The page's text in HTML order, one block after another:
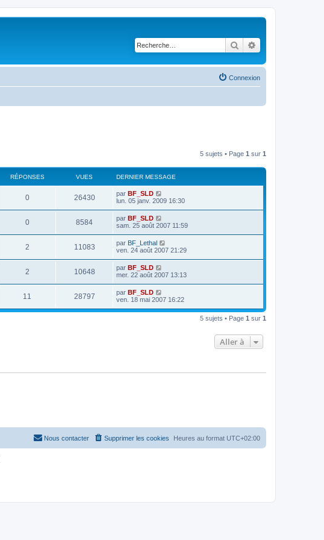
Rechercher
Connexion
5 sujets • Page 1 sur 1
RÉPONSES VUES DERNIER MESSAGE
0 26430 par BF_SLD
lun. 05 janv. 2009 16:30
0 8584 par BF_SLD
sam. 25 août 2007 11:59
2 11083 par BF_Lethal
ven. 24 août 2007 21:29
2 10648 par BF_SLD
mer. 22 août 2007 13:13
11 28797 par BF_SLD
ven. 18 mai 2007 16:22
5 sujets • Page 1 sur 1
Aller à
Heures au format UTC+02:00
Supprimer les cookies
Nous contacter